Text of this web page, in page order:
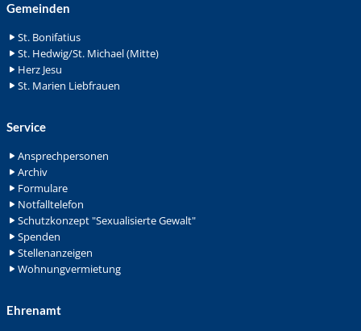
Gemeinden
St. Bonifatius
St. Hedwig/St. Michael (Mitte)
Herz Jesu
St. Marien Liebfrauen
Service
Ansprechpersonen
Archiv
Formulare
Notfalltelefon
Schutzkonzept "Sexualisierte Gewalt"
Spenden
Stellenanzeigen
Wohnungvermietung
Ehrenamt